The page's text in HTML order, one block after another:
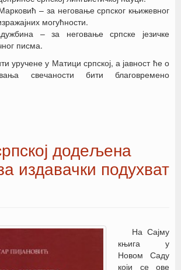
– за неговање српског књижевног
могућности.
– за неговање српске језичке
писма.
уручене у Матици српској, а јавност ће о
свечаности бити благовремено
додељена
издавачки подухват
На Сајму
књига у
Новом Саду
који се ове